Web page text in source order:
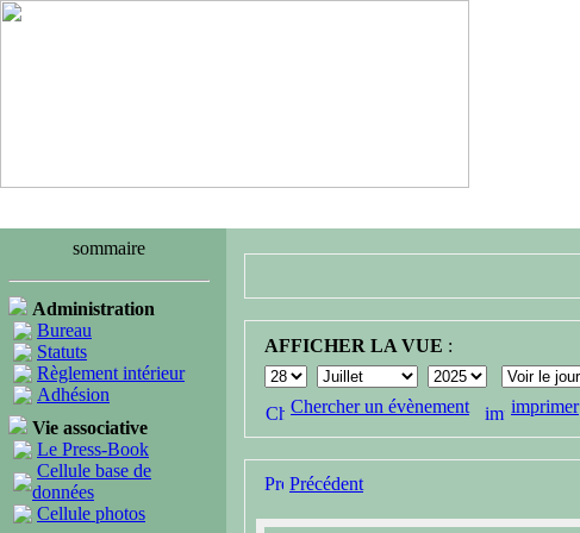
sommaire
Administration
Bureau
Statuts
Règlement intérieur
Adhésion
Vie associative
Le Press-Book
Cellule base de
données
Cellule photos
AFFICHER LA VUE :
Chercher un évènement imprimer
Précédent